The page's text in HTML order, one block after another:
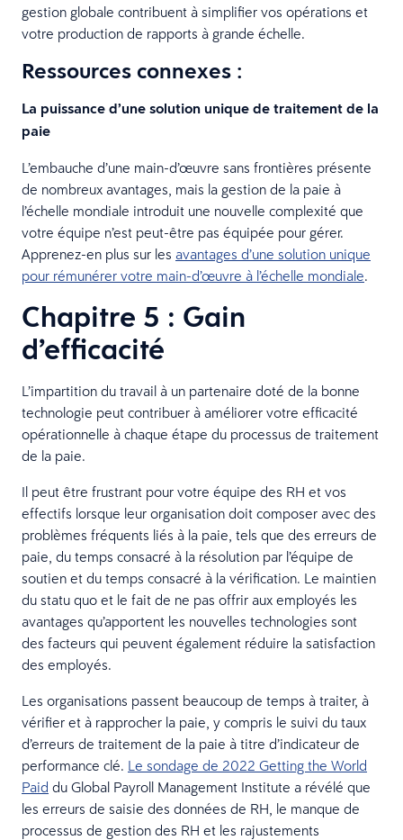
gestion globale contribuent à simplifier vos opérations et
votre production de rapports à grande échelle.
Ressources connexes :
La puissance d’une solution unique de traitement de la
paie
L’embauche d’une main-d’œuvre sans frontières présente
de nombreux avantages, mais la gestion de la paie à
l’échelle mondiale introduit une nouvelle complexité que
votre équipe n’est peut-être pas équipée pour gérer.
Apprenez-en plus sur les avantages d’une solution unique
pour rémunérer votre main-d’œuvre à l’échelle mondiale.
Chapitre 5 : Gain
d’efficacité
L’impartition du travail à un partenaire doté de la bonne
technologie peut contribuer à améliorer votre efficacité
opérationnelle à chaque étape du processus de traitement
de la paie.
Il peut être frustrant pour votre équipe des RH et vos
effectifs lorsque leur organisation doit composer avec des
problèmes fréquents liés à la paie, tels que des erreurs de
paie, du temps consacré à la résolution par l’équipe de
soutien et du temps consacré à la vérification. Le maintien
du statu quo et le fait de ne pas offrir aux employés les
avantages qu’apportent les nouvelles technologies sont
des facteurs qui peuvent également réduire la satisfaction
des employés.
Les organisations passent beaucoup de temps à traiter, à
vérifier et à rapprocher la paie, y compris le suivi du taux
d’erreurs de traitement de la paie à titre d’indicateur de
performance clé. Le sondage de 2022 Getting the World
Paid du Global Payroll Management Institute a révélé que
les erreurs de saisie des données de RH, le manque de
processus de gestion des RH et les rajustements